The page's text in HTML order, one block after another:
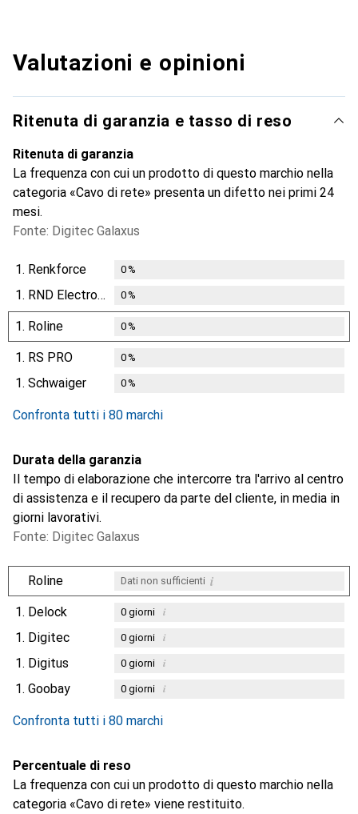
Valutazioni e opinioni
Ritenuta di garanzia e tasso di reso
Ritenuta di garanzia
La frequenza con cui un prodotto di questo marchio nella
categoria «Cavo di rete» presenta un difetto nei primi 24
mesi.
Fonte: Digitec Galaxus
1. Renkforce 0%
1. RND Electronics 0%
1. Roline 0%
1. RS PRO 0%
1. Schwaiger 0%
Confronta tutti i 80 marchi
Durata della garanzia
Il tempo di elaborazione che intercorre tra l'arrivo al centro
di assistenza e il recupero da parte del cliente, in media in
giorni lavorativi.
Fonte: Digitec Galaxus
Roline Dati non sufficienti i
1. Delock 0giorni i
1. Digitec 0giorni i
1. Digitus 0giorni i
1. Goobay 0giorni i
Confronta tutti i 80 marchi
Percentuale di reso
La frequenza con cui un prodotto di questo marchio nella
categoria «Cavo di rete» viene restituito.